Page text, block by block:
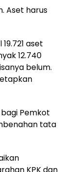
Aset harus
aset
12.740
belum.
Pemkot
tata